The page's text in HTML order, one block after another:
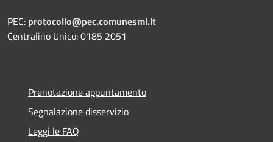
PEC: protocollo@pec.comunesml.it
Centralino Unico: 0185 2051
Prenotazione appuntamento
Segnalazione disservizio
Leggi le FAQ